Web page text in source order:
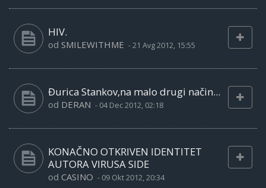
HIV.
od SMILEWITHME -21 Avg 2012, 15:55
Đurica Stankov,na malo drugi način...
od DERAN - 04 Dec 2012, 02:18
KONAČNO OTKRIVEN IDENTITET
AUTORA VIRUSA SIDE
od CASINO - 09 Okt 2012, 20:34